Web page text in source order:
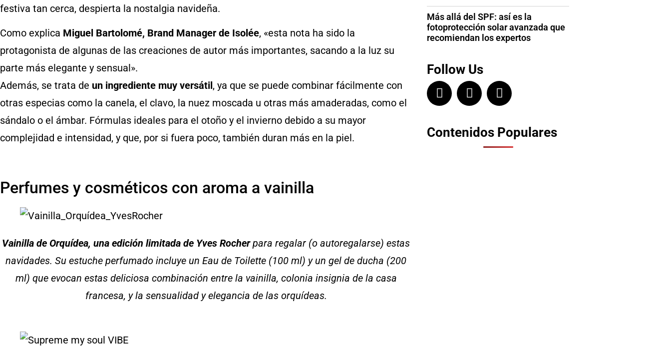
festiva tan cerca, despierta la nostalgia navideña.
Como explica Miguel Bartolomé, Brand Manager de Isolée, «esta nota ha sido la
protagonista de algunas de las creaciones de autor más importantes, sacando a la luz su
parte más elegante y sensual».
Además, se trata de un ingrediente muy versátil, ya que se puede combinar fácilmente con
otras especias como la canela, el clavo, la nuez moscada u otras más amaderadas, como el
sándalo o el ámbar. Fórmulas ideales para el otoño y el invierno debido a su mayor
complejidad e intensidad, y que, por si fuera poco, también duran más en la piel.
Perfumes y cosméticos con aroma a vainilla
Vainilla de Orquídea, una edición limitada de Yves Rocherpara regalar (o autoregalarse) estas
navidades. Su estuche perfumado incluye un Eau de Toilette (100 ml) y un gel de ducha (200
ml) que evocan estas deliciosa combinación entre la vainilla, colonia insignia de la casa
francesa, y la sensualidad y elegancia de las orquídeas.
Más allá del SPF: así es la
fotoprotección solar avanzada que
recomiendan los expertos
Follow Us
Contenidos Populares